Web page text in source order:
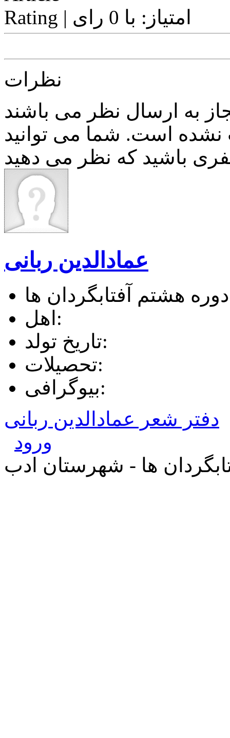
| امتیاز: با 0 رای
نظرات
است. شما می توانید
عمادالدین ربانی
هشتم آفتابگردان ها
اهل:
تاریخ تولد:
تحصیلات:
بیوگرافی:
دفتر شعر عمادالدین ربانی
ورود
ها - شهرستان ادب